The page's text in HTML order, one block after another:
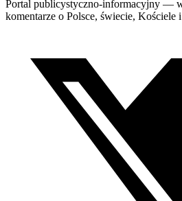
Portal publicystyczno-informacyjny —
komentarze o Polsce, świecie, Kościele